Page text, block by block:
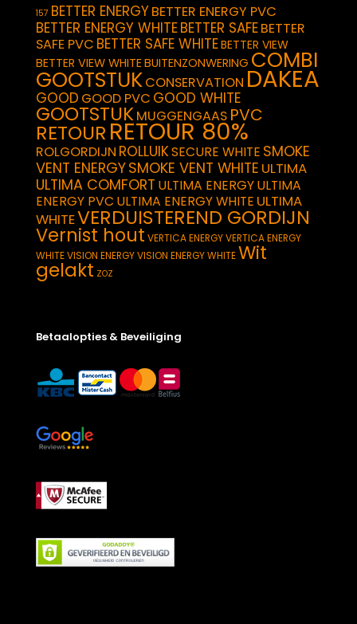
157 BETTER ENERGYBETTER ENERGY PVC
BETTER ENERGY WHITEBETTER SAFEBETTER
SAFE PVC BETTER SAFE WHITEBETTER VIEW
BETTER VIEW WHITEBUITENZONWERING COMBI
GOOTSTUKCONSERVATION DAKEA
GOOD GOOD PVC GOOD WHITE
GOOTSTUKMUGGENGAAS PVC
RETOUR RETOUR 80%
ROLGORDIJN ROLLUIKSECURE WHITE SMOKE
VENT ENERGYSMOKE VENT WHITE ULTIMA
ULTIMA COMFORT ULTIMA ENERGYULTIMA
ENERGY PVC ULTIMA ENERGY WHITE ULTIMA
WHITEVERDUISTEREND GORDIJN
Vernist hout VERTICA ENERGYVERTICA ENERGY
WHITEVISION ENERGYVISION ENERGY WHITEWit
gelakt ZOZ
Betaalopties & Beveiliging